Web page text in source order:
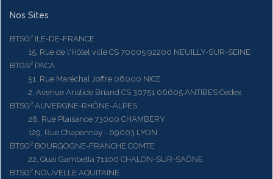
Nos Sites
BTSG² ILE-DE-FRANCE
15, Rue de l'Hôtel ville CS 70005 92200 NEUILLY-SUR-SEINE
BTGS² PACA
51, Rue Maréchal Joffre 06000 NICE
2, Avenue Aristide Briand CS 30751 06605 ANTIBES Cedex
BTSG² AUVERGNE-RHÔNE-ALPES
28, Rue Plaisance 73000 CHAMBERY
129, Rue Chaponnay - 69003 LYON
BTSG² BOURGOGNE-FRANCHE COMTE
22, Quai Gambetta 71100 CHALON-SUR-SAÔNE
BTSG² NOUVELLE AQUITAINE